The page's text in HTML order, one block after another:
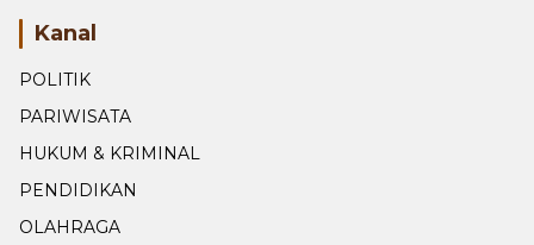
Kanal
POLITIK
PARIWISATA
HUKUM & KRIMINAL
PENDIDIKAN
OLAHRAGA